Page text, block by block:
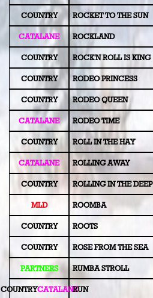
COUNTRY ROCKET TO THE SUN
CATALANE ROCKLAND
COUNTRY ROCK'N ROLL IS KING
COUNTRY RODEO PRINCESS
COUNTRY RODEO QUEEN
CATALANE RODEO TIME
COUNTRY ROLL IN THE HAY
CATALANE ROLLING AWAY
COUNTRY ROLLING IN THE DEEP
MLD ROOMBA
COUNTRY ROOTS
COUNTRY ROSE FROM THE SEA
PARTNERS RUMBA STROLL
COUNTRYCATALANERUN